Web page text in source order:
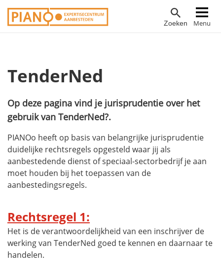
Overslaan
en
gaan
Zoeken Menu
Hoofdnavigatie
TenderNed
Op deze pagina vind je jurisprudentie over het
gebruik van TenderNed?.
PIANOo heeft op basis van belangrijke jurisprudentie
duidelijke rechtsregels opgesteld waar jij als
aanbestedende dienst of speciaal-sectorbedrijf je aan
moet houden bij het toepassen van de
aanbestedingsregels.
Rechtsregel 1:
Het is de verantwoordelijkheid van een inschrijver de
werking van TenderNed goed te kennen en daarnaar te
handelen.